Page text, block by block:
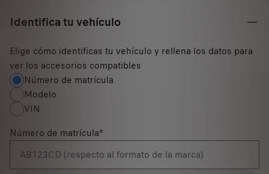
Identifica tu vehículo
Elige cómo identificas tu vehículo y rellena los datos para
ver los accesorios compatibles
Número de matrícula
Modelo
VIN
Número de matrícula*